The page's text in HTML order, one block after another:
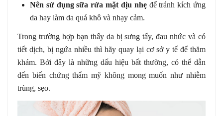
Nên sử dụng sữa rửa mặt dịu nhẹđể tránh kích ứng
da hay làm da quá khô và nhạy cảm.
Trong trường hợp bạn thấy da bị sưng tấy, đau nhức và có
tiết dịch, bị ngứa nhiều thì hãy quay lại cơ sở y tế để thăm
khám. Bởi đây là những dấu hiệu bất thường, có thể dẫn
đến biến chứng thẩm mỹ không mong muốn như nhiễm
trùng, sẹo.